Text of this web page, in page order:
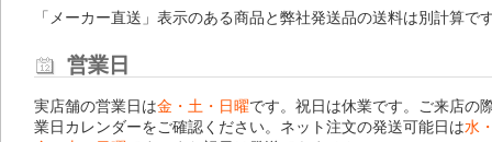
「メーカー直送」表示のある商品と弊社発送品の送料は別計算で
営業日
実店舗の営業日は金・土・日曜です。祝日は休業です。ご来店の
業日カレンダーをご確認ください。ネット注文の発送可能日は水